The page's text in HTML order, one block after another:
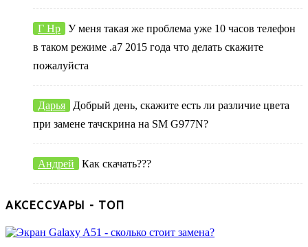
Г Нр
У меня такая же проблема уже 10 часов телефон
в таком режиме .а7 2015 года что делать скажите
пожалуйста
Дарья
Добрый день, скажите есть ли различие цвета
при замене тачскрина на SM G977N?
Андрей Как скачать???
АКСЕССУАРЫ - ТОП